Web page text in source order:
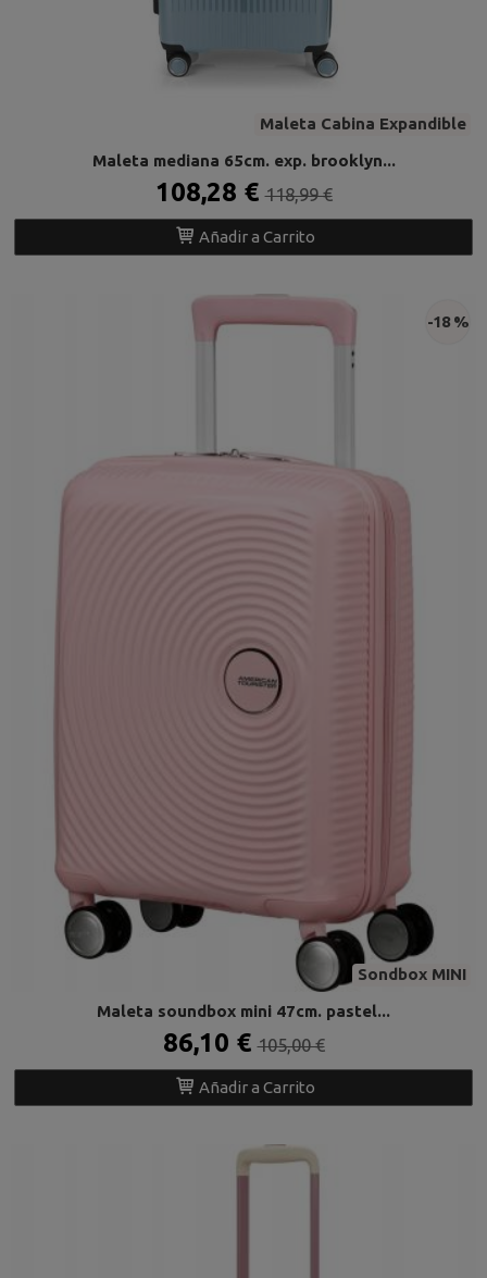
Maleta Cabina Expandible
Maleta mediana 65cm. exp. brooklyn...
108,28 €118,99 €
Añadir a Carrito
Sondbox MINI
-18 %
Maleta soundbox mini 47cm. pastel...
86,10 €105,00 €
Añadir a Carrito